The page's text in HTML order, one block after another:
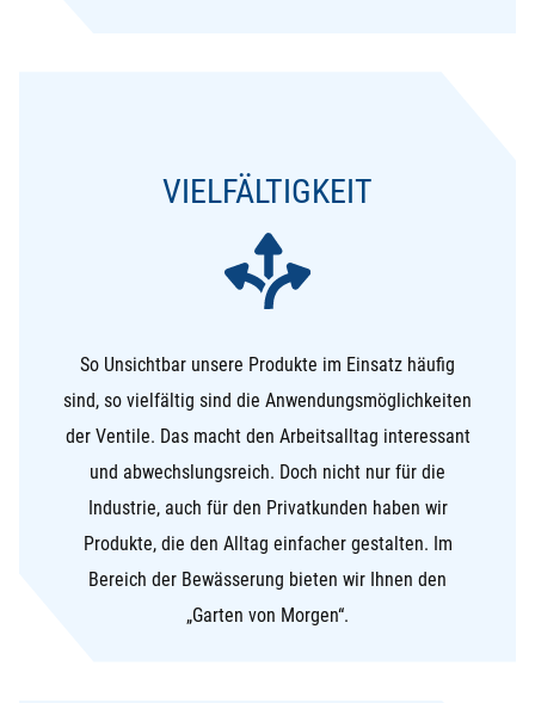
VIELFÄLTIGKEIT
So Unsichtbar unsere Produkte im Einsatz häufig
sind, so vielfältig sind die Anwendungsmöglichkeiten
der Ventile. Das macht den Arbeitsalltag interessant
und abwechslungsreich. Doch nicht nur für die
Industrie, auch für den Privatkunden haben wir
Produkte, die den Alltag einfacher gestalten. Im
Bereich der Bewässerung bieten wir Ihnen den
„Garten von Morgen“.